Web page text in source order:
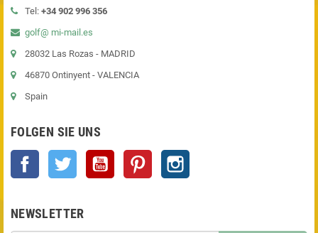
Tel: +34 902 996 356
golf@ mi-mail.es
28032 Las Rozas - MADRID
46870 Ontinyent - VALENCIA
Spain
FOLGEN SIE UNS
Facebook Twitter YouTube Pinterest
NEWSLETTER